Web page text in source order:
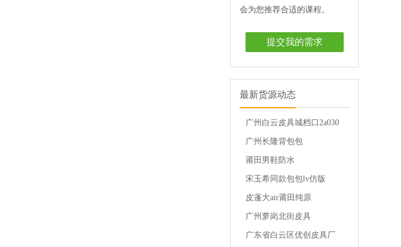
会为您推荐合适的课程。
提交我的需求
最新货源动态
广州白云皮具城档口2a030
档
广州长隆背包包
莆田男鞋防水
宋玉希同款包包lv仿版
皮蓬大air莆田纯原
广州萝岗北街皮具
广东省白云区优创皮具厂